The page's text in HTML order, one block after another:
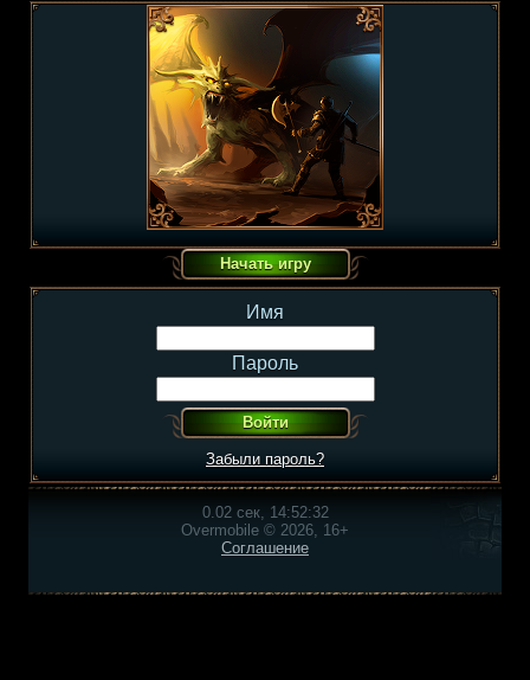
Имя
Пароль
Забыли пароль?
0.02 сек, 14:52:32
Overmobile © 2026, 16+
Соглашение